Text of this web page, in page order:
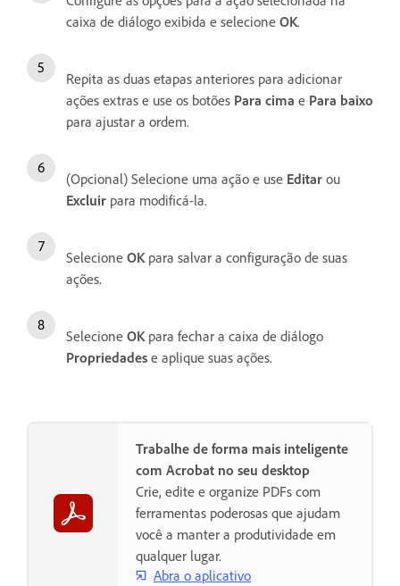
caixa de diálogo exibida e selecione OK.
Repita as duas etapas anteriores para adicionar
ações extras e use os botões Para cima e Para baixo
para ajustar a ordem.
(Opcional) Selecione uma ação e use Editar ou
Excluir para modificá-la.
Selecione OKpara salvar a configuração de suas
ações.
Selecione OKpara fechar a caixa de diálogo
Propriedades e aplique suas ações.
Trabalhe de forma mais inteligente
com Acrobat no seu desktop
Crie, edite e organize PDFs com
ferramentas poderosas que ajudam
você a manter a produtividade em
qualquer lugar.
Abra o aplicativo